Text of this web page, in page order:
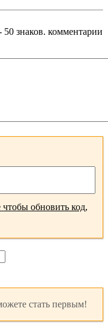
знаков. комментарии
стать первым!